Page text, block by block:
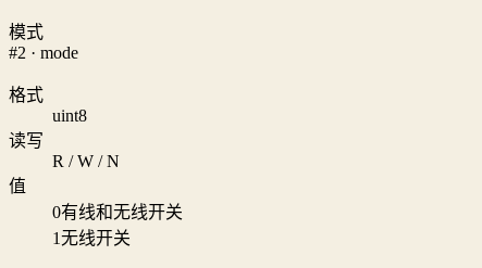
模式
#2 · mode
格式
uint8
读写
R / W / N
值
0有线和无线开关
1无线开关